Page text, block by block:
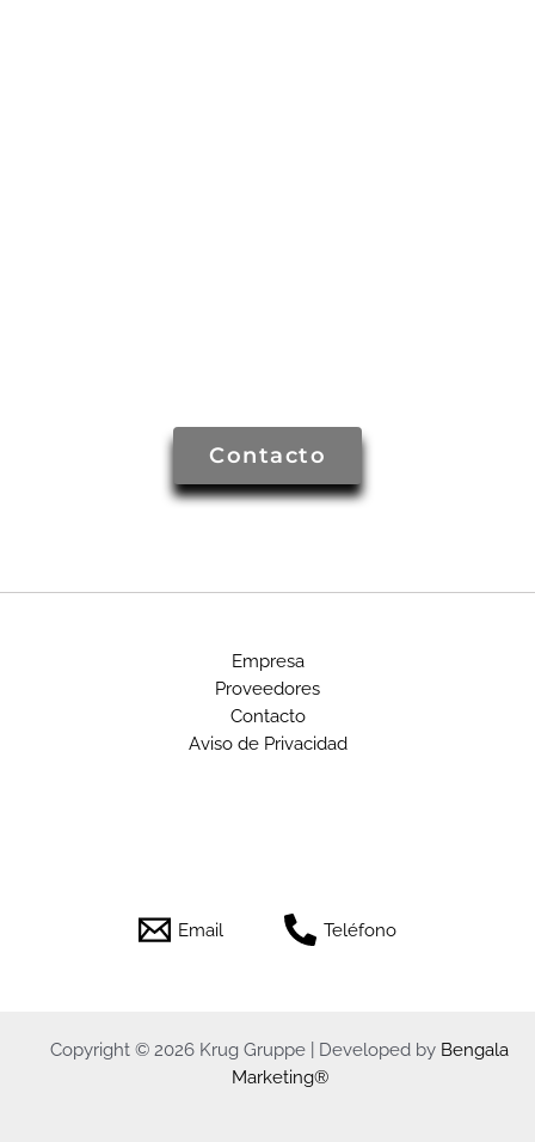
Contacto
Empresa
Proveedores
Contacto
Aviso de Privacidad
Email Teléfono
Copyright © 2026 Krug Gruppe | Developed by Bengala
Marketing®